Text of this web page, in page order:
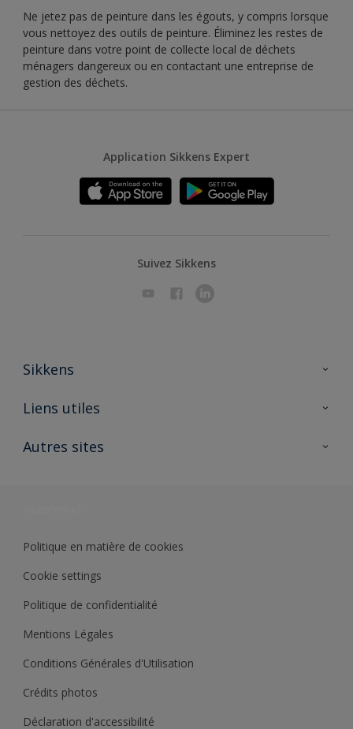
Ne jetez pas de peinture dans les égouts, y compris lorsque
vous nettoyez des outils de peinture. Éliminez les restes de
peinture dans votre point de collecte local de déchets
ménagers dangereux ou en contactant une entreprise de
gestion des déchets.
Application Sikkens Expert
Suivez Sikkens
Sikkens
A propos de Sikkens
Liens utiles
Ouvrir un magasin PASS
Autres sites
Politique en matière de cookies
Cookie settings
Politique de confidentialité
Mentions Légales
Conditions Générales d'Utilisation
Crédits photos
Déclaration d'accessibilité